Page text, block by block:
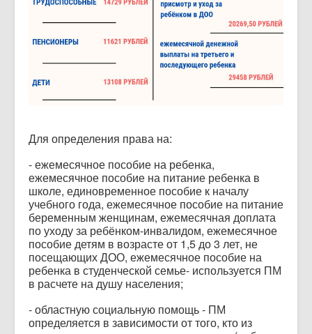
Для определения права на:
- ежемесячное пособие на ребенка,
ежемесячное пособие на питание ребенка в
школе, единовременное пособие к началу
учебного года, ежемесячное пособие на питание
беременным женщинам, ежемесячная доплата
по уходу за ребёнком-инвалидом, ежемесячное
пособие детям в возрасте от 1,5 до 3 лет, не
посещающих ДОО, ежемесячное пособие на
ребенка в студенческой семье- используется ПМ
в расчете на душу населения;
- областную социальную помощь - ПМ
определяется в зависимости от того, кто из